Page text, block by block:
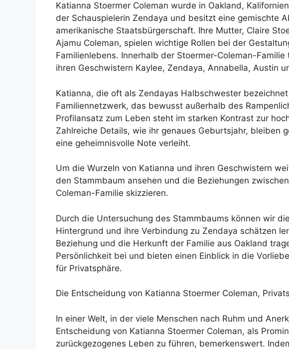
Katianna Stoermer Coleman wurde in Oakland,
der Schauspielerin Zendaya und besitzt eine gemischte
amerikanische Staatsbürgerschaft. Ihre Mutter, Claire
Ajamu Coleman, spielen wichtige Rollen bei der
Familienlebens. Innerhalb der Stoermer-Coleman-
ihren Geschwistern Kaylee, Zendaya, Annabella, Austin
Katianna, die oft als Zendayas Halbschwester
Familiennetzwerk, das bewusst außerhalb des
Profilansatz zum Leben steht im starken Kontrast zur
Zahlreiche Details, wie ihr genaues Geburtsjahr, bleiben
eine geheimnisvolle Note verleiht.
Um die Wurzeln von Katianna und ihren Geschwistern
den Stammbaum ansehen und die Beziehungen
Coleman-Familie skizzieren.
Durch die Untersuchung des Stammbaums können wir
Hintergrund und ihre Verbindung zu Zendaya schätzen
Beziehung und die Herkunft der Familie aus Oakland
Persönlichkeit bei und bieten einen Einblick in die
für Privatsphäre.
Die Entscheidung von Katianna Stoermer Coleman,
In einer Welt, in der viele Menschen nach Ruhm und
Entscheidung von Katianna Stoermer Coleman, als
zurückgezogenes Leben zu führen, bemerkenswert.